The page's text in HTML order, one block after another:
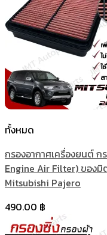
ทั้งหมด
กรองอากาศเครื่องยนต์
Engine Air Filter) ของมิ
Mitsubishi Pajero
490.00 ฿